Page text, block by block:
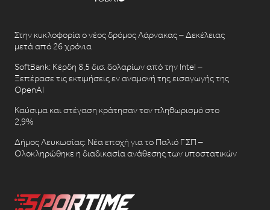
Στην κυκλοφορία ο νέος δρόμος Λάρνακας – Δεκέλειας
μετά από 26 χρόνια
SoftBank: Κέρδη 8,5 δισ. δολαρίων από την Intel –
Ξεπέρασε τις εκτιμήσεις εν αναμονή της εισαγωγής της
OpenAI
Καύσιμα και στέγαση κράτησαν τον πληθωρισμό στο
2,9%
Δήμος Λευκωσίας: Νέα εποχή για το Παλιό ΓΣΠ –
Ολοκληρώθηκε η διαδικασία ανάθεσης των υποστατικών